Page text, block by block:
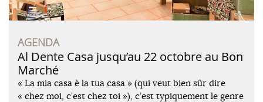
AGENDA
Al Dente Casa jusqu’au 22 octobre au Bon
Marché
« La mia casa è la tua casa » (qui veut bien sûr dire
« chez moi, c’est chez toi »), c’est typiquement le genre